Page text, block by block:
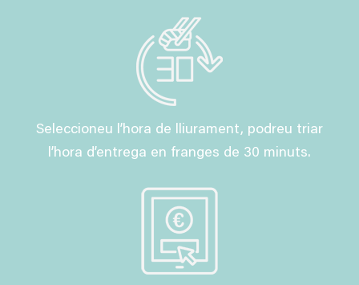
Seleccioneu l’hora de lliurament, podreu triar
l’hora d’entrega en franges de 30 minuts.